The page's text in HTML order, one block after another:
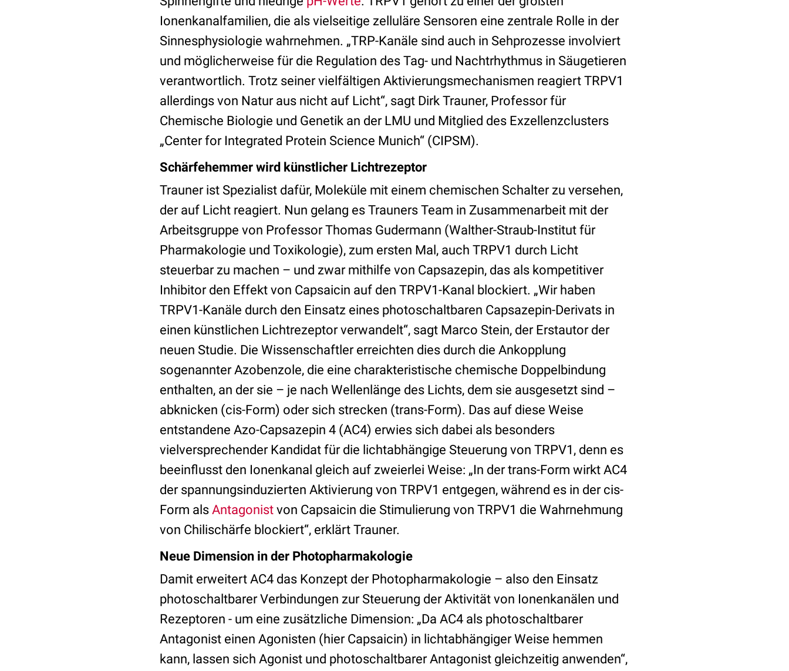
Ionenkanalfamilien, die als vielseitige zelluläre Sensoren eine zentrale Rolle in der
Sinnesphysiologie wahrnehmen. „TRP-Kanäle sind auch in Sehprozesse involviert
und möglicherweise für die Regulation des Tag- und Nachtrhythmus in Säugetieren
verantwortlich. Trotz seiner vielfältigen Aktivierungsmechanismen reagiert TRPV1
allerdings von Natur aus nicht auf Licht“, sagt Dirk Trauner, Professor für
Chemische Biologie und Genetik an der LMU und Mitglied des Exzellenzclusters
„Center for Integrated Protein Science Munich“ (CIPSM).
Schärfehemmer wird künstlicher Lichtrezeptor
Trauner ist Spezialist dafür, Moleküle mit einem chemischen Schalter zu versehen,
der auf Licht reagiert. Nun gelang es Trauners Team in Zusammenarbeit mit der
Arbeitsgruppe von Professor Thomas Gudermann (Walther-Straub-Institut für
Pharmakologie und Toxikologie), zum ersten Mal, auch TRPV1 durch Licht
steuerbar zu machen – und zwar mithilfe von Capsazepin, das als kompetitiver
Inhibitor den Effekt von Capsaicin auf den TRPV1-Kanal blockiert. „Wir haben
TRPV1-Kanäle durch den Einsatz eines photoschaltbaren Capsazepin-Derivats in
einen künstlichen Lichtrezeptor verwandelt“, sagt Marco Stein, der Erstautor der
neuen Studie. Die Wissenschaftler erreichten dies durch die Ankopplung
sogenannter Azobenzole, die eine charakteristische chemische Doppelbindung
enthalten, an der sie – je nach Wellenlänge des Lichts, dem sie ausgesetzt sind –
abknicken (cis-Form) oder sich strecken (trans-Form). Das auf diese Weise
entstandene Azo-Capsazepin 4 (AC4) erwies sich dabei als besonders
vielversprechender Kandidat für die lichtabhängige Steuerung von TRPV1, denn es
beeinflusst den Ionenkanal gleich auf zweierlei Weise: „In der trans-Form wirkt AC4
der spannungsinduzierten Aktivierung von TRPV1 entgegen, während es in der cis-
Form als Antagonist von Capsaicin die Stimulierung von TRPV1 die Wahrnehmung
von Chilischärfe blockiert“, erklärt Trauner.
Neue Dimension in der Photopharmakologie
Damit erweitert AC4 das Konzept der Photopharmakologie – also den Einsatz
photoschaltbarer Verbindungen zur Steuerung der Aktivität von Ionenkanälen und
Rezeptoren - um eine zusätzliche Dimension: „Da AC4 als photoschaltbarer
Antagonist einen Agonisten (hier Capsaicin) in lichtabhängiger Weise hemmen
kann, lassen sich Agonist und photoschaltbarer Antagonist gleichzeitig anwenden“,